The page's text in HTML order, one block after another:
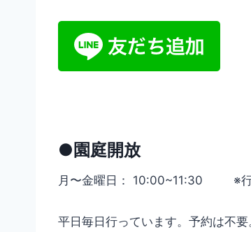
●園庭開放
月〜金曜日： 10:00~11:30 ※行
平日毎日行っています。予約は不要